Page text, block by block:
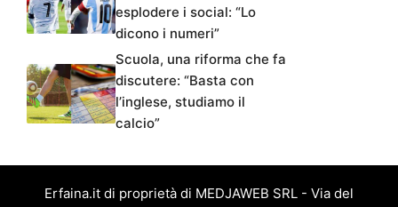
esplodere i social: “Lo
dicono i numeri”
Scuola, una riforma che fa
discutere: “Basta con
l’inglese, studiamo il
calcio”
Erfaina.it di proprietà di MEDJAWEB SRL - Via del